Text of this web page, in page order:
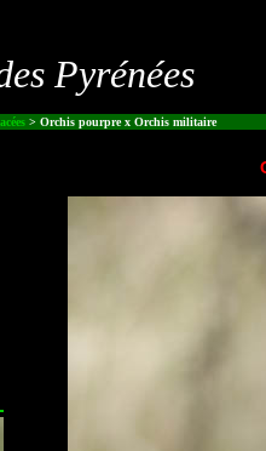
Pyrénées
> Orchis pourpre x Orchis militaire